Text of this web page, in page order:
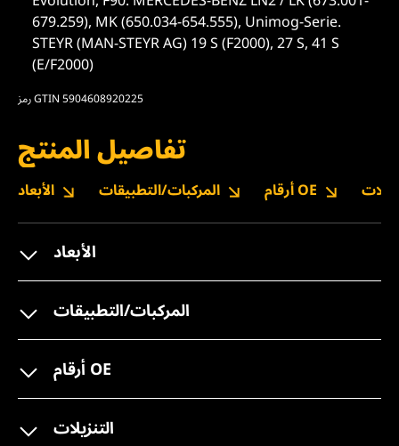
679.259), MK (650.034-654.555), Unimog-Serie.
STEYR (MAN-STEYR AG) 19 S (F2000), 27 S, 41 S
(E/F2000)
رمز GTIN 5904608920225
تفاصيل المنتج
الأبعاد المركبات/التطبيقات أرقام OE
الأبعاد
المركبات/التطبيقات
أرقام OE
التنزيلات